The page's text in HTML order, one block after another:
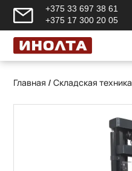
+375 33 697 38 61
+375 17 300 20 05
Главная /Складская техника